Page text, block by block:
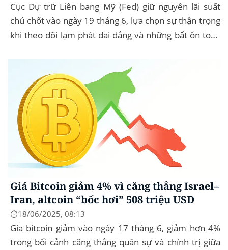
Cục Dự trữ Liên bang Mỹ (Fed) giữ nguyên lãi suất
chủ chốt vào ngày 19 tháng 6, lựa chọn sự thận trọng
khi theo dõi lạm phát dai dẳng và những bất ổn toàn
Giá Bitcoin giảm 4% vì căng thẳng Israel–
Iran, altcoin “bốc hơi” 508 triệu USD
⏱️18/06/2025, 08:13
Gía bitcoin giảm vào ngày 17 tháng 6, giảm hơn 4%
trong bối cảnh căng thẳng quân sự và chính trị giữa